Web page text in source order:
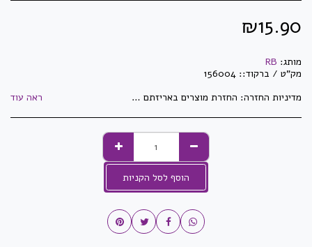
₪15.90
מותג: RB
מק"ט / ברקוד:: 156004
מדיניות החזרה: החזרת מוצרים באריזתם המקורית בלבד וזאת בלבד שלא נעשה בהם שימוש! לא ניתן להחזיר מוצרי חשמל לאחר פתיחתם ו/או הפעלתם. לא ניתן להחזיר מדפסות, מגרסות ושאר מיכון לאחר פתיחת האריזה. לא ניתן להחזיר ראשי דיו וטונרים לאחר פתיחתם ו/או שימוש. לא ניתן להחזיר מוצרים שנעשו/יוצרו בהזמנה מיוחדת ואושרו ע&quot;י הלקוח. לא ניתן להחזיר מוצרים שהוזמנו במיוחד עבור הלקוח. לא ניתן להחזיר דברי דפוס וחותמות שעברו הגהה ואושרו ע&quot;י הלקוח. התמונות באתר הינן להמחשה בלבד - ייתכנו שינויים באריזה ובנראות המוצר. ט.ל.ח ראה עוד
הוסף לסל הקניות